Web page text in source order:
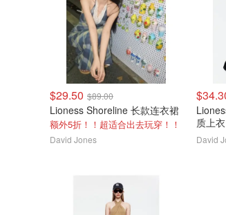
$29.50 $89.00
Lioness Shoreline 长款连衣裙
额外5折！！超适合出去玩穿！！
David Jones
Lioness Inizio Corset 海
质上衣
David